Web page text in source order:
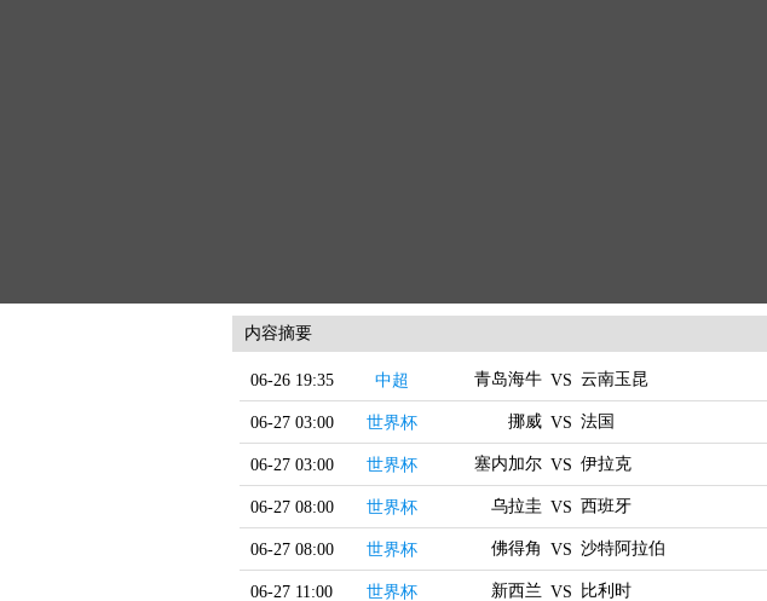
内容摘要
06-26 19:35 中超 青岛海牛 VS 云南玉昆
06-27 03:00 世界杯 挪威 VS 法国
06-27 03:00 世界杯 塞内加尔 VS 伊拉克
06-27 08:00 世界杯 乌拉圭 VS 西班牙
06-27 08:00 世界杯 佛得角 VS 沙特阿拉伯
06-27 11:00 世界杯 新西兰 VS 比利时